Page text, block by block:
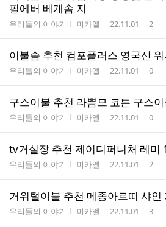
필에버 베개솜 지
게시판명
우리들의 이야기 작성자
미카엘 작성시간
22.11.01 조회수
2
이불솜 추천 컴포플러스 영국산
게시판명
우리들의 이야기 작성자
미카엘 작성시간
22.11.01 조회수
0
구스이불 추천 라뽐므 코튼 구스
게시판명
우리들의 이야기 작성자
미카엘 작성시간
22.11.01 조회수
0
tv거실장 추천 제이디퍼니처 레미
게시판명
우리들의 이야기 작성자
미카엘 작성시간
22.11.01 조회수
2
거위털이불 추천 메종아르띠 샤인
게시판명
우리들의 이야기 작성자
미카엘 작성시간
22.11.01 조회수
3